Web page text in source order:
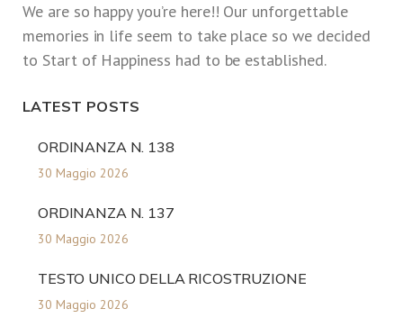
We are so happy you’re here!! Our unforgettable
memories in life seem to take place so we decided
to Start of Happiness had to be established.
LATEST POSTS
ORDINANZA N. 138
30 Maggio 2026
ORDINANZA N. 137
30 Maggio 2026
TESTO UNICO DELLA RICOSTRUZIONE
30 Maggio 2026